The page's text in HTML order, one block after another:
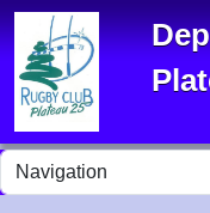
Panneau de gestion des